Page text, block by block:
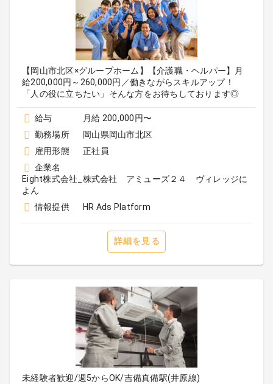
【岡山市北区×グループホーム】【介護職・ヘルパー】月
給200,000円～260,000円／働きながらスキルアップ！
「人の役に立ちたい」そんな方をお待ちしております◎
給与
月給 200,000円〜
勤務場所
岡山県岡山市北区
雇用形態
正社員
企業名
Eight株式会社_株式会社 アミューズ２４ ヴィレッジに
よん
情報提供
HR Ads Platform
詳細を見る
未経験者歓迎/週5からOK/吉備真備駅(井原線)